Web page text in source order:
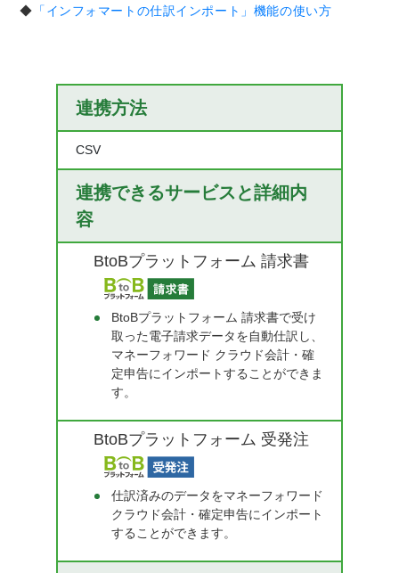
◆ 「インフォマートの仕訳インポート」機能の使い方
連携方法
CSV
連携できるサービスと詳細内
容
BtoBプラットフォーム 請求書
BtoBプラットフォーム 請求書で受け
取った電子請求データを自動仕訳し、
マネーフォワード クラウド会計・確
定申告にインポートすることができま
す。
BtoBプラットフォーム 受発注
仕訳済みのデータをマネーフォワード
クラウド会計・確定申告にインポート
することができます。